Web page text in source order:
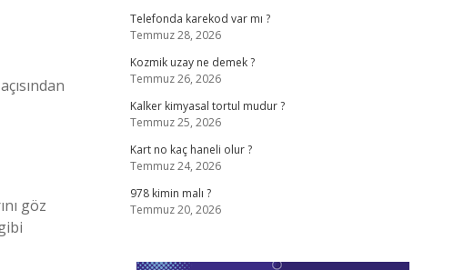
göz
Telefonda karekod var mı ?
Temmuz 28, 2026
Kozmik uzay ne demek ?
Temmuz 26, 2026
Kalker kimyasal tortul mudur ?
Temmuz 25, 2026
Kart no kaç haneli olur ?
Temmuz 24, 2026
978 kimin malı ?
Temmuz 20, 2026